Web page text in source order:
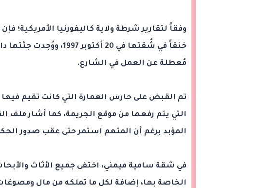
وفقاً لتقارير شرطة ولاية كاليفورنيا الأمريكية؛
خنقاً في شُقتها في 20 أكتوبر
مُعطلة عن العمل في الشارع.
تم القبض على حارس العمارة التي كانت تقيم
التي يتم رفعها من موقع الجريمة، كما أشار ملف
المؤبد برغم أن المتهم استمر حتى عقب صدور
في شقة سامية ميمني، اختفى جميع الأثاث
الخاصة بها، إضافة لكل ما تملكه من مال